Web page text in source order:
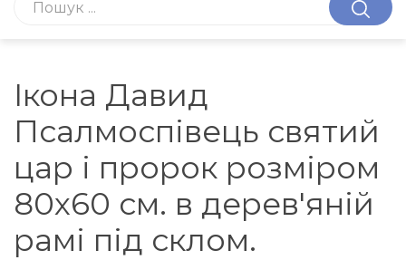
Ікона Давид
Псалмоспівець святий
цар і пророк розміром
80x60 см. в дерев'яній
рамі під склом.